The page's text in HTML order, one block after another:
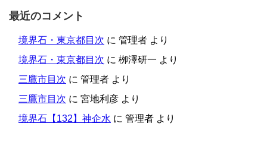
最近のコメント
境界石・東京都目次 に 管理者 より
境界石・東京都目次 に 栁澤研一 より
三鷹市目次 に 管理者 より
三鷹市目次 に 宮地利彦 より
境界石【132】神企水 に 管理者 より